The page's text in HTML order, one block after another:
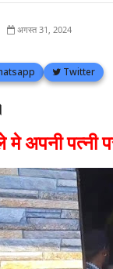
अगस्त 31, 2024
Twitter
अपनी पत्नी